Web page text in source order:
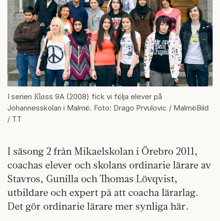
I serien Klass 9A (2008) fick vi följa elever på
Johannesskolan i Malmö. Foto: Drago Prvulovic / MalmöBild
/ TT
I säsong 2 från Mikaelskolan i Örebro 2011,
coachas elever och skolans ordinarie lärare av
Stavros, Gunilla och Thomas Lövqvist,
utbildare och expert på att coacha lärarlag.
Det gör ordinarie lärare mer synliga här.